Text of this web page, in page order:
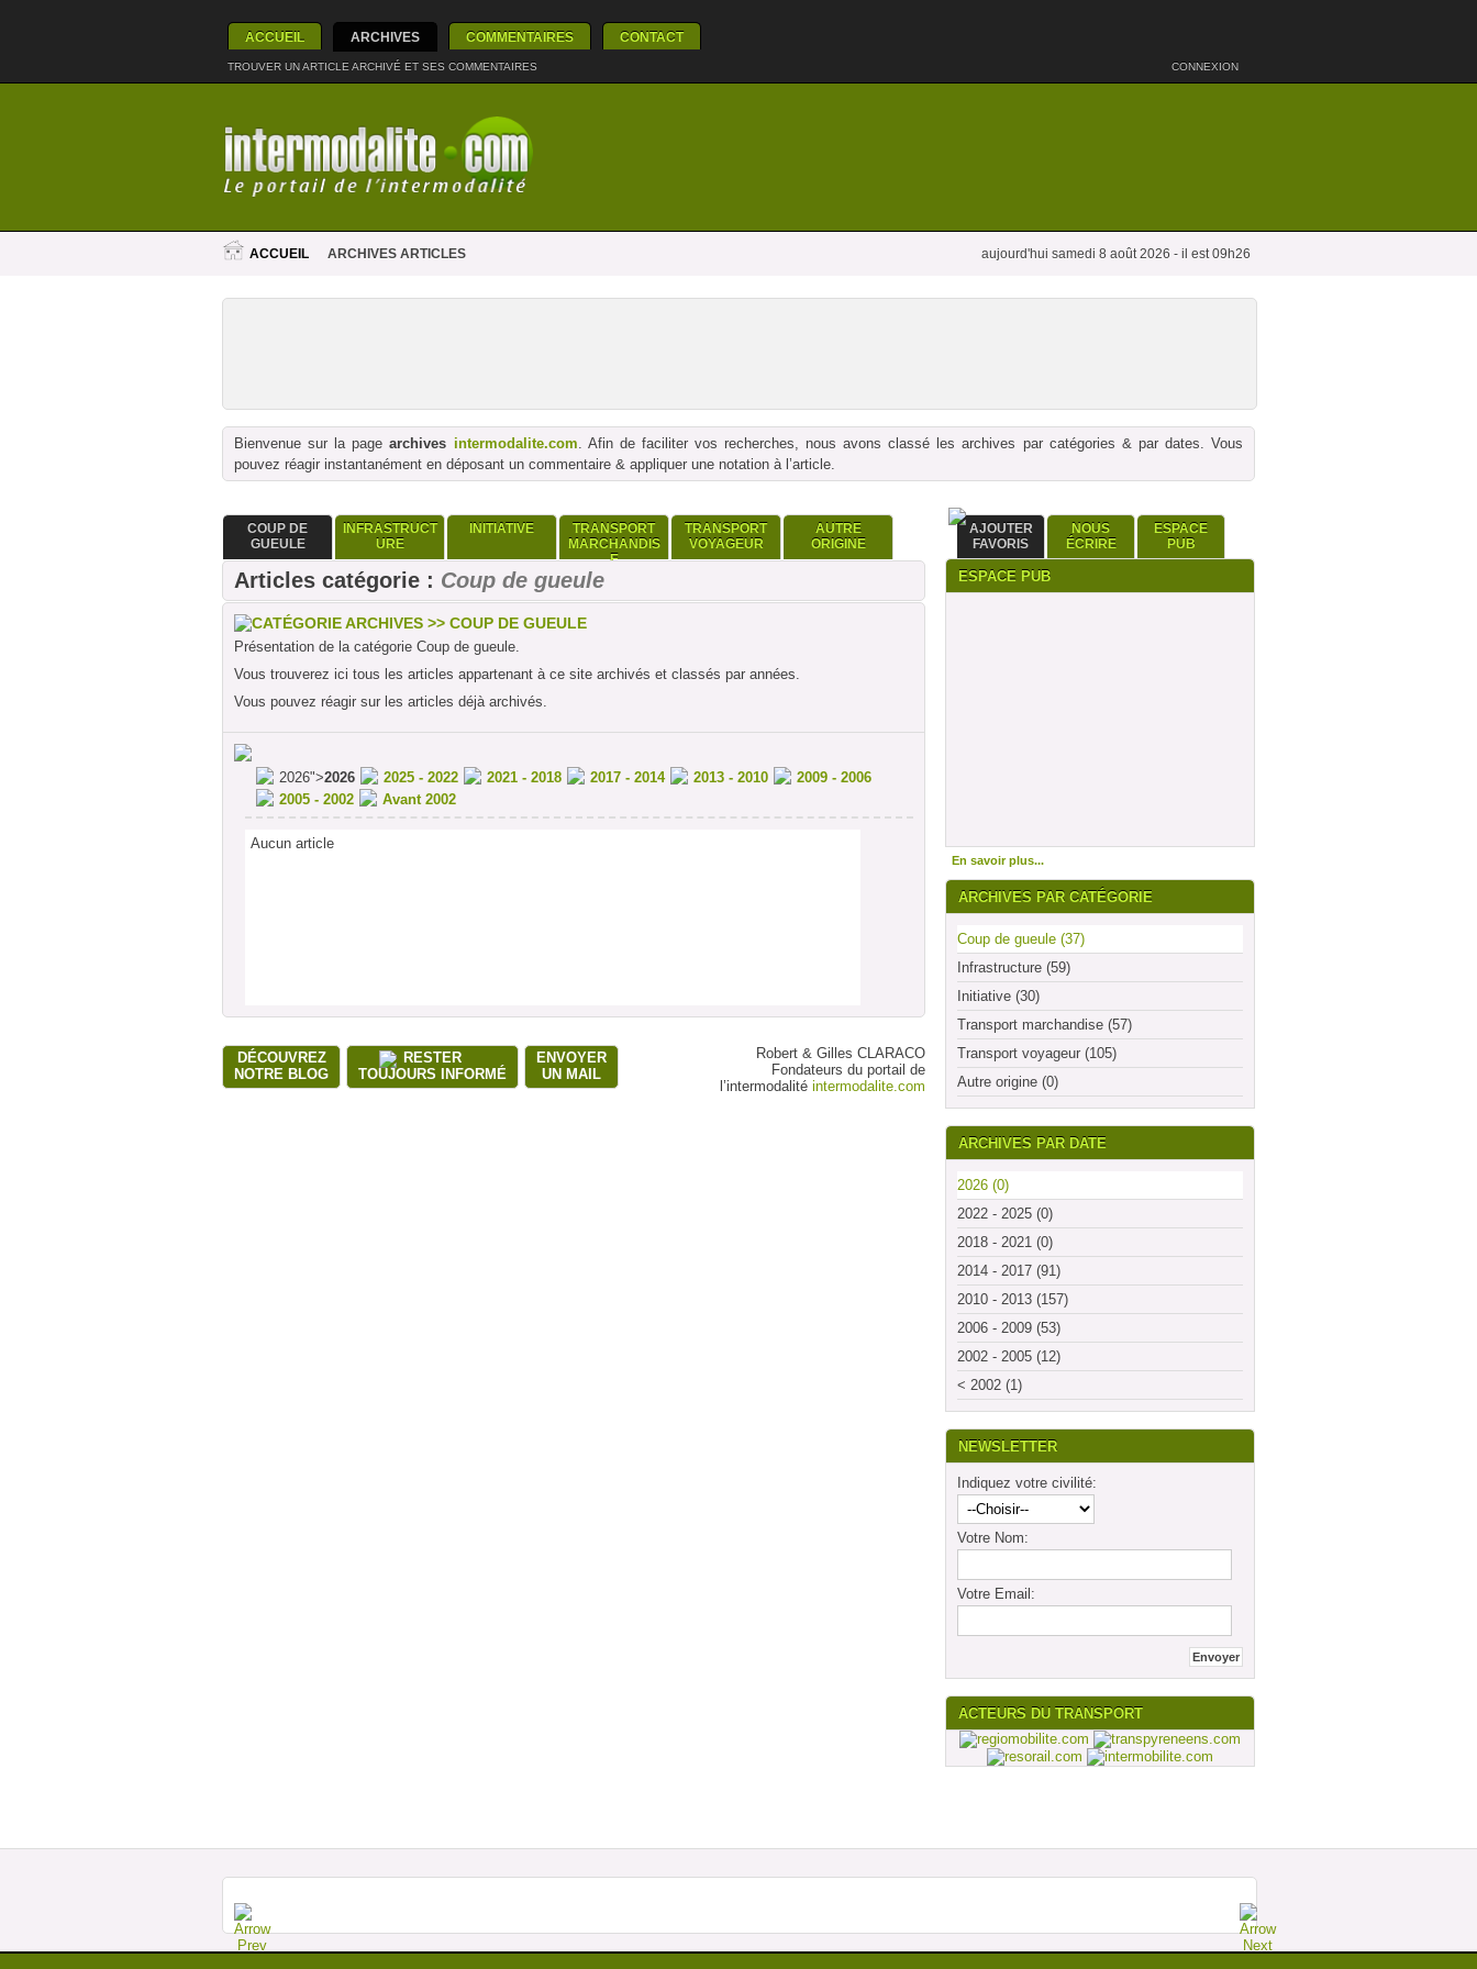
ACCUEIL ARCHIVES COMMENTAIRES CONTACT
TROUVER UN ARTICLE ARCHIVÉ ET SES COMMENTAIRES CONNEXION
ACCUEIL ARCHIVES ARTICLES aujourd'hui samedi 8 août 2026 - il est 09h26
Bienvenue sur la pagearchives intermodalite.com. Afin de faciliter vos recherches, nous avons classé les archives par catégories & par dates. Vous
pouvez réagir instantanément en déposant un commentaire & appliquer une notation à l’article.
COUP DE
GUEULE
INFRASTRUCT
URE
INITIATIVE
TRANSPORT
MARCHANDIS
E
TRANSPORT
VOYAGEUR
AUTRE
ORIGINE
Articles catégorie : Coup de gueule
CATÉGORIE ARCHIVES >> COUP DE GUEULE
Présentation de la catégorie Coup de gueule.
Vous trouverez ici tous les articles appartenant à ce site archivés et classés par années.
Vous pouvez réagir sur les articles déjà archivés.
2026">2026 2025 - 2022 2021 - 2018 2017 - 2014 2013 - 2010
2009 - 2006
2005 - 2002
Avant 2002
Aucun article
DÉCOUVREZ
NOTRE BLOG
RESTER
TOUJOURS INFORMÉ
ENVOYER
UN MAIL
Robert & Gilles CLARACO
Fondateurs du portail de
l’intermodalité intermodalite.com
AJOUTER
FAVORIS
NOUS
ÉCRIRE
ESPACE
PUB
ESPACE PUB
En savoir plus...
ARCHIVES PAR CATÉGORIE
Coup de gueule (37)
Infrastructure (59)
Initiative (30)
Transport marchandise (57)
Transport voyageur (105)
Autre origine (0)
ARCHIVES PAR DATE
2026 (0)
2022 - 2025 (0)
2018 - 2021 (0)
2014 - 2017 (91)
2010 - 2013 (157)
2006 - 2009 (53)
2002 - 2005 (12)
< 2002 (1)
NEWSLETTER
Indiquez votre civilité:
Votre Nom:
Votre Email:
ACTEURS DU TRANSPORT